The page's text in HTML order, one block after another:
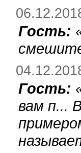
Гость:
Гость:
вам п...